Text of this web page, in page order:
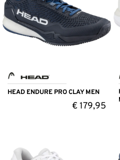
HEAD ENDURE PRO CLAY MEN
€179,95